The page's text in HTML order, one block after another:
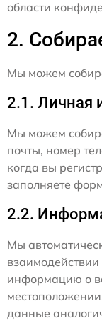
области
2.
Мы можем
2.1. Личная
Мы можем
почты, номер
когда вы
заполняете
2.2.
Мы
информацию о
данные